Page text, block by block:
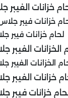
خزانات الفيبر
خزانات فيبر
لحام خزانات فيبر
الخزانات الفيبر
خزانات الفيبر
خزانات فيبر